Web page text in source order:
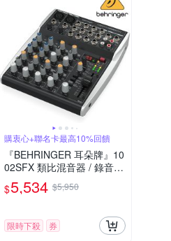
購衷心+聯名卡最高10%回饋
『BEHRINGER 耳朵牌』10
02SFX 類比混音器 / 錄音介
面直播神器 / 公司貨
$5,534 $5,950
限時下殺 券